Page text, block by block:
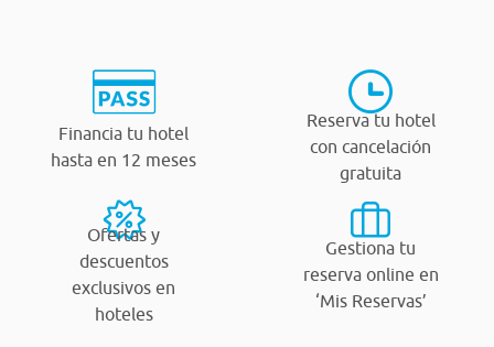
Financia tu hotel
hasta en 12 meses
Reserva tu hotel
con cancelación
gratuita
Ofertas y
descuentos
exclusivos en
hoteles
Gestiona tu
reserva online en
‘Mis Reservas’